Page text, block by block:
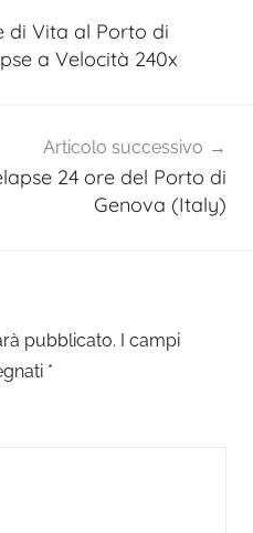
di Vita al Porto di
a Velocità 240x
Articolo successivo
24 ore del Porto di
Genova (Italy)
pubblicato. I campi
*